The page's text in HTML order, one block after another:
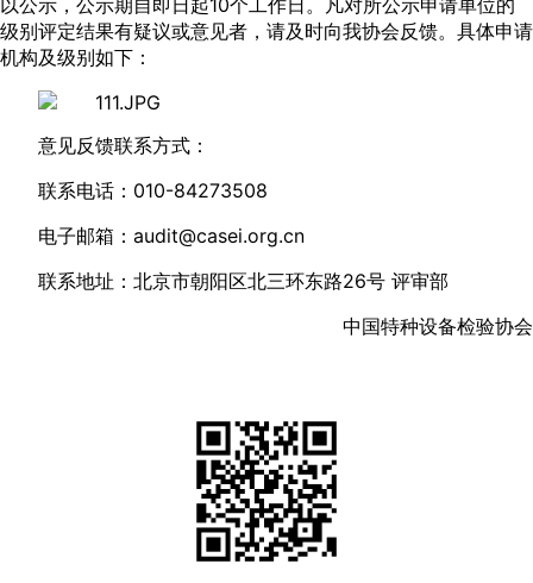
级别评定结果有疑议或意见者，请及时向我协会反馈。具体申请
机构及级别如下：
意见反馈联系方式：
联系电话：010-84273508
电子邮箱：audit@casei.org.cn
联系地址：北京市朝阳区北三环东路26号 评审部
中国特种设备检验协会